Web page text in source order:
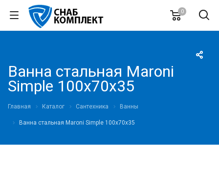
0
Ванна стальная Maroni
Simple 100x70х35
Главная Каталог Сантехника Ванны
Ванна стальная Maroni Simple 100x70х35